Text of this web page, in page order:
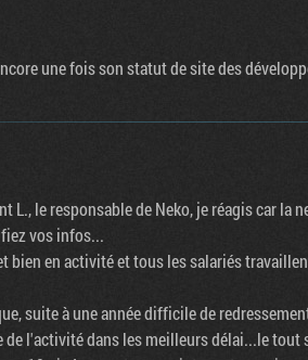
une fois son statut de site des
L., le responsable de Neko, je réagis car la
vos infos...
bien en activité et tous les salariés
suite à une année difficile de
de l'activité dans les meilleurs délai...le